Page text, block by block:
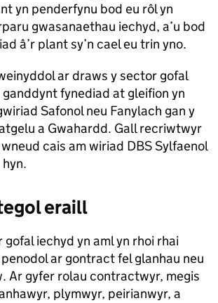
yn penderfynu bod eu rôl yn
gwasanaethau iechyd, a’u bod
â’r plant sy’n cael eu trin yno.
ar draws y sector gofal
fynediad at gleifion yn
Safonol neu Fanylach gan y
a Gwahardd. Gall recriwtwyr
cais am wiriad DBS Sylfaenol
eraill
iechyd yn aml yn rhoi rhai
ar gontract fel glanhau neu
Ar gyfer rolau contractwyr, megis
plymwyr, peirianwyr, a